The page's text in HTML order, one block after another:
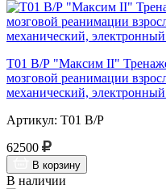
Т01 В/Р "Максим II"
мозговой реанимации
механический,
Артикул: Т01 В/Р
62500
В корзину
В наличии